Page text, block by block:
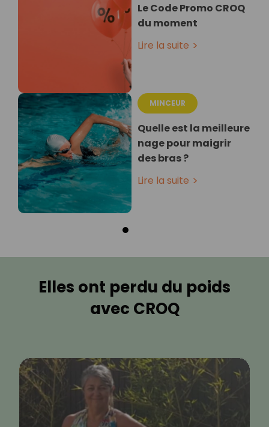
Le Code Promo CROQ
du moment
Lire la suite
MINCEUR
Quelle est la meilleure
nage pour maigrir
des bras ?
Lire la suite
Elles ont perdu du poids
avec CROQ